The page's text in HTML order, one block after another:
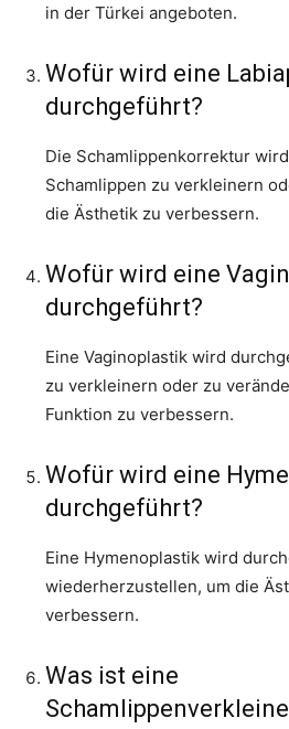
in der Türkei angeboten.
Wofür wird eine
durchgeführt?
Die Schamlippenkorrektur
Schamlippen zu verkleinern
die Ästhetik zu verbessern.
Wofür wird eine
durchgeführt?
Eine Vaginoplastik wird
zu verkleinern oder zu
Funktion zu verbessern.
Wofür wird eine
durchgeführt?
Eine Hymenoplastik wird
wiederherzustellen, um die
verbessern.
Was ist eine